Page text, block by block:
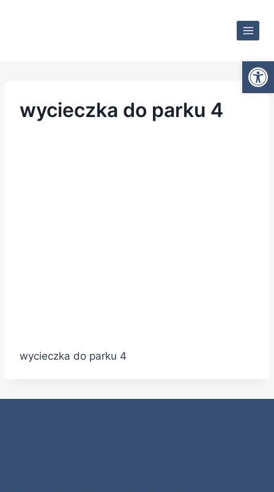
wycieczka do parku 4
wycieczka do parku 4